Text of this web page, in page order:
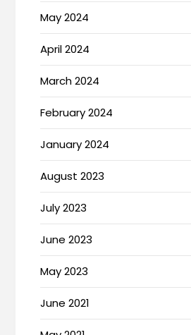
May 2024
April 2024
March 2024
February 2024
January 2024
August 2023
July 2023
June 2023
May 2023
June 2021